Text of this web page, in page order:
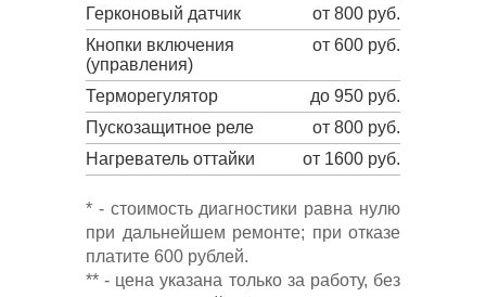
Герконовый датчик
от 800 руб.
Кнопки включения
(управления)
от 600 руб.
Терморегулятор
до 950 руб.
Пускозащитное реле
от 800 руб.
Нагреватель оттайки
от 1600 руб.
* - стоимость диагностики равна нулю
при дальнейшем ремонте; при отказе
платите 600 рублей.
** - цена указана только за работу, без